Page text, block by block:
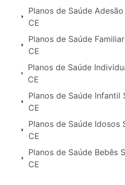
Planos de Saúde
CE
Planos de Saúde
CE
Planos de Saúde
CE
Planos de Saúde Infantil
CE
Planos de Saúde Idosos
CE
Planos de Saúde Bebês
CE